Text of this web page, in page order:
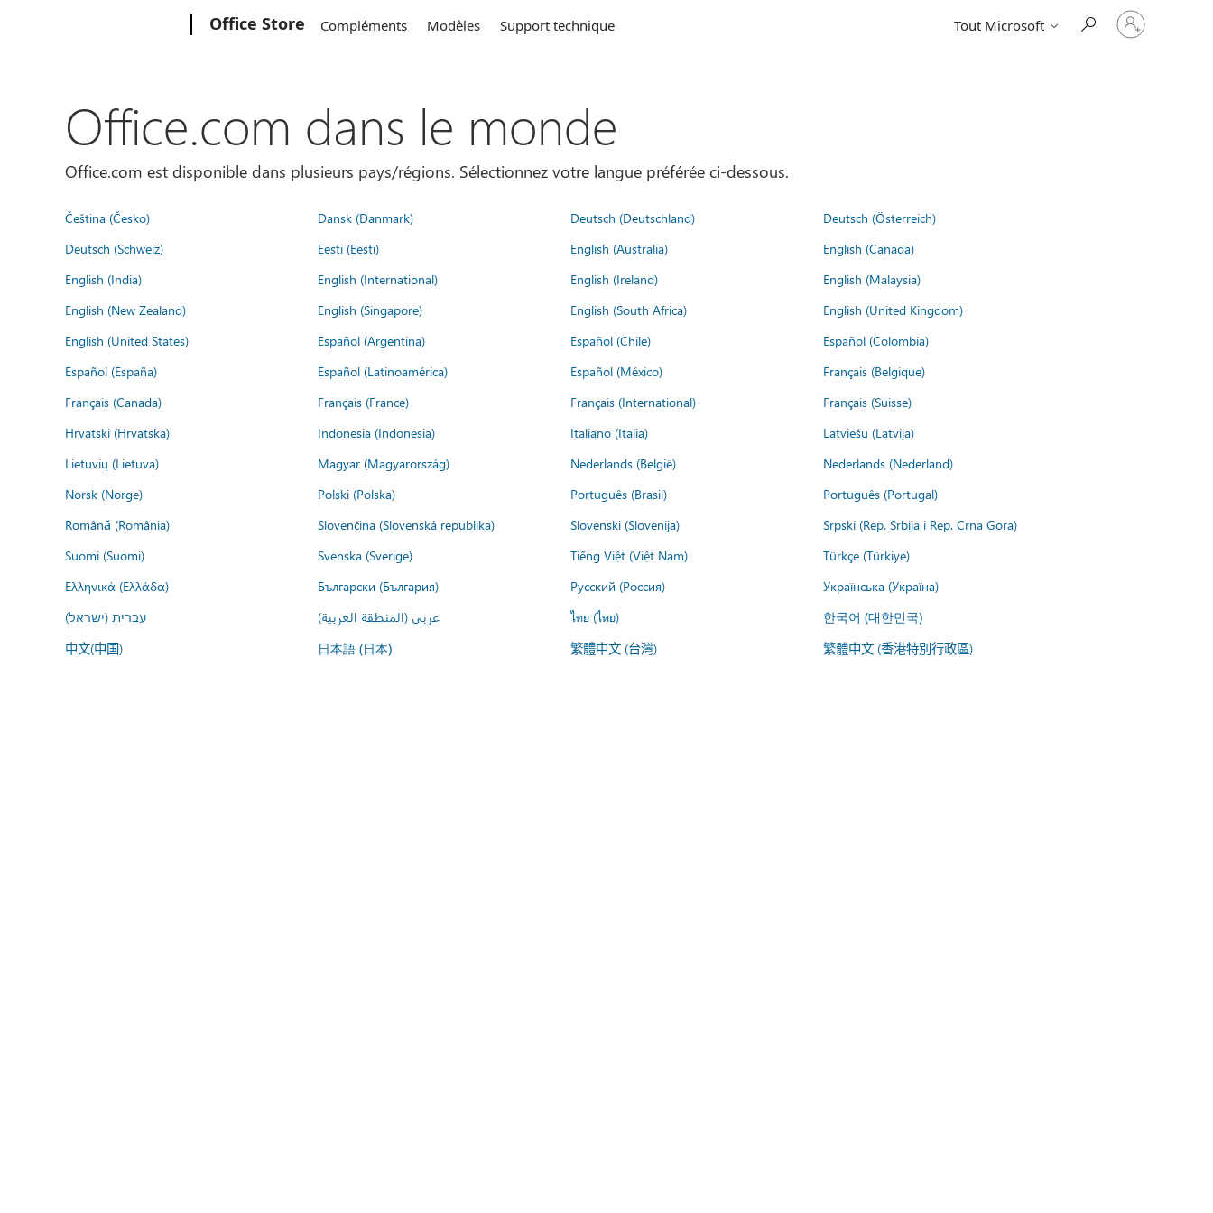
Office Store Compléments Modèles Support technique Tout Microsoft
Connectez-
vous
Office.com dans le monde
Office.com est disponible dans plusieurs pays/régions. Sélectionnez votre langue préférée ci-dessous.
Čeština (Česko) Dansk (Danmark) Deutsch (Deutschland)
Deutsch (Österreich)
Deutsch (Schweiz)
Eesti (Eesti) English (Australia)
English (Canada)
English (India)
English (International) English (Ireland)
English (Malaysia)
English (New Zealand)
English (Singapore) English (South Africa)
English (United Kingdom)
English (United States)
Español (Argentina) Español (Chile)
Español (Colombia)
Español (España)
Español (Latinoamérica) Español (México)
Français (Belgique)
Français (Canada)
Français (France) Français (International)
Français (Suisse)
Hrvatski (Hrvatska)
Indonesia (Indonesia) Italiano (Italia)
Latviešu (Latvija)
Lietuvių (Lietuva)
Magyar (Magyarország) Nederlands (België)
Nederlands (Nederland)
Norsk (Norge)
Polski (Polska) Português (Brasil)
Português (Portugal)
Română (România)
Slovenčina (Slovenská republika) Slovenski (Slovenija)
Srpski (Rep. Srbija i Rep. Crna Gora)
Suomi (Suomi)
Svenska (Sverige) Tiếng Việt (Việt Nam)
Türkçe (Türkiye)
Ελληνικά (Ελλάδα)
Български (България) Русский (Россия)
Українська (Україна)
עברית (ישראל)
عربي (المنطقة العربية) ไทย (ไทย) 한국어 (대한민국)
中文(中国) 日本語 (日本) 繁體中文 (台灣) 繁體中文 (香港特別行政區)